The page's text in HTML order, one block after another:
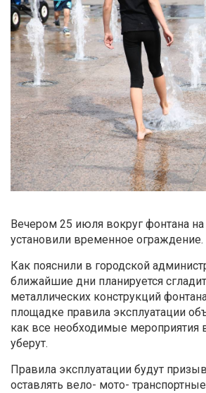
Вечером 25 июля вокруг фонтана на
установили временное ограждение.
Как пояснили в городской
ближайшие дни планируется
металлических конструкций
площадке правила эксплуатации
как все необходимые мероприятия
уберут.
Правила эксплуатации будут
оставлять вело- мото-